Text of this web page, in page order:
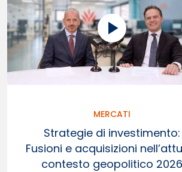
MERCATI
Strategie di investimento:
Fusioni e acquisizioni
contesto geopolitico 2026